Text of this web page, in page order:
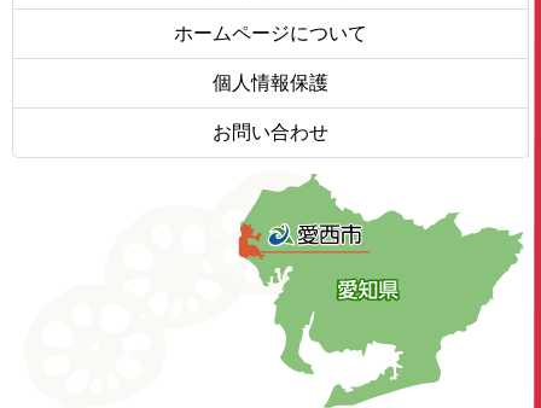
ホームページについて
個人情報保護
お問い合わせ